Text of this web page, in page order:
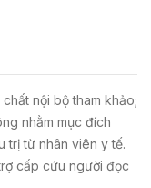
nội bộ tham khảo;
nhằm mục đích
trị từ nhân viên y tế.
cấp cứu người đọc